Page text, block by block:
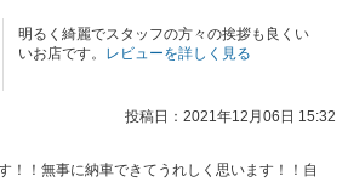
明るく綺麗でスタッフの方々の挨拶も良くい
いお店です。 レビューを詳しく見る
投稿日：2021年12月06日 15:32
！！無事に納車できてうれしく思います！！自